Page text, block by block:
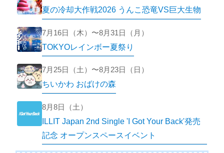
夏の冷却大作戦2026 うんこ恐竜VS巨大生物
7月16日（木）〜8月31日（月）
TOKYOレインボー夏祭り
7月25日（土）〜8月23日（日）
ちいかわ おばけの森
8月8日（土）
ILLIT Japan 2nd Single 'I Got Your Back'発売
記念 オープンスペースイベント